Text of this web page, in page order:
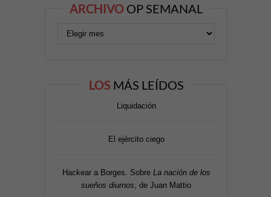
ARCHIVO OP SEMANAL
LOS MÁS LEÍDOS
Liquidación
El ejército ciego
Hackear a Borges. Sobre La nación de los
sueños diurnos , de Juan Mattio